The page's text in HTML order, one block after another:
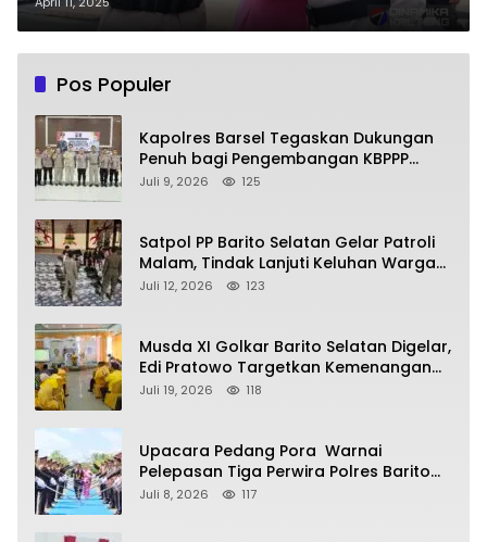
Pos Populer
Kapolres Barsel Tegaskan Dukungan
Penuh bagi Pengembangan KBPPP
Kalimantan Tengah
Juli 9, 2026 125
Satpol PP Barito Selatan Gelar Patroli
Malam, Tindak Lanjuti Keluhan Warga
soal Balap Liar dan Remaja Nongkrong
Juli 12, 2026 123
Musda XI Golkar Barito Selatan Digelar,
Edi Pratowo Targetkan Kemenangan
Partai pada Pemilu Mendatang
Juli 19, 2026 118
Upacara Pedang Pora Warnai
Pelepasan Tiga Perwira Polres Barito
Selatan Masuki Masa Pensiun
Juli 8, 2026 117